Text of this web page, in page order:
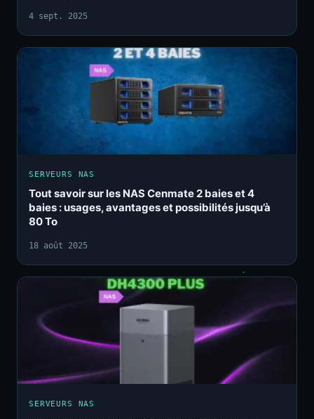
4 sept. 2025
SERVEURS NAS
Tout savoir sur les NAS Cenmate 2 baies et 4
baies : usages, avantages et possibilités jusqu’à
80 To
18 août 2025
SERVEURS NAS